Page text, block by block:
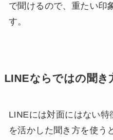
で聞けるので、重たい印
す。
LINEならではの聞き
LINEには対面にはない
を活かした聞き方を使う